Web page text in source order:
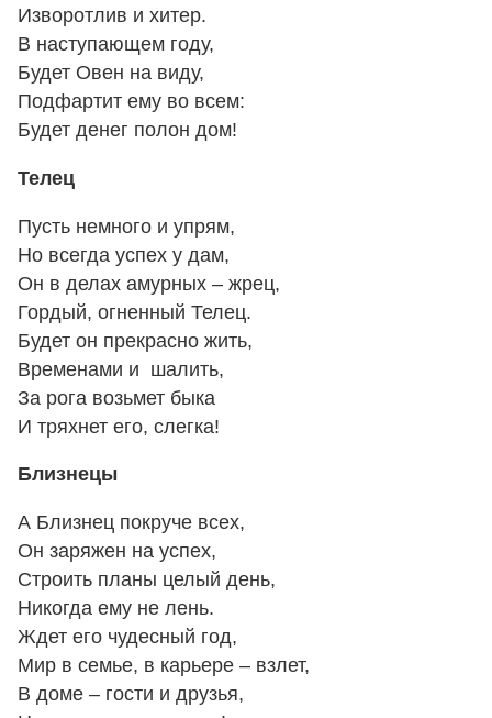
Изворотлив и хитер.
В наступающем году,
Будет Овен на виду,
Подфартит ему во всем:
Будет денег полон дом!
Телец
Пусть немного и упрям,
Но всегда успех у дам,
Он в делах амурных – жрец,
Гордый, огненный Телец.
Будет он прекрасно жить,
Временами и шалить,
За рога возьмет быка
И тряхнет его, слегка!
Близнецы
А Близнец покруче всех,
Он заряжен на успех,
Строить планы целый день,
Никогда ему не лень.
Ждет его чудесный год,
Мир в семье, в карьере – взлет,
В доме – гости и друзья,